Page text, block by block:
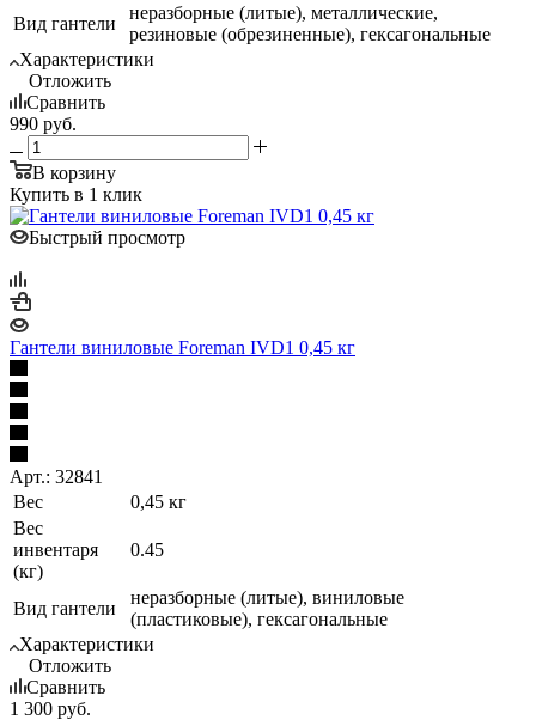
Вид гантели
неразборные (литые), металлические,
резиновые (обрезиненные), гексагональные
Характеристики
Отложить
Сравнить
990 руб.
В корзину
Купить в 1 клик
Быстрый просмотр
Гантели виниловые Foreman IVD1 0,45 кг
Арт.: 32841
Вес
0,45 кг
Вес
инвентаря
(кг)
0.45
Вид гантели
неразборные (литые), виниловые
(пластиковые), гексагональные
Характеристики
Отложить
Сравнить
1 300 руб.